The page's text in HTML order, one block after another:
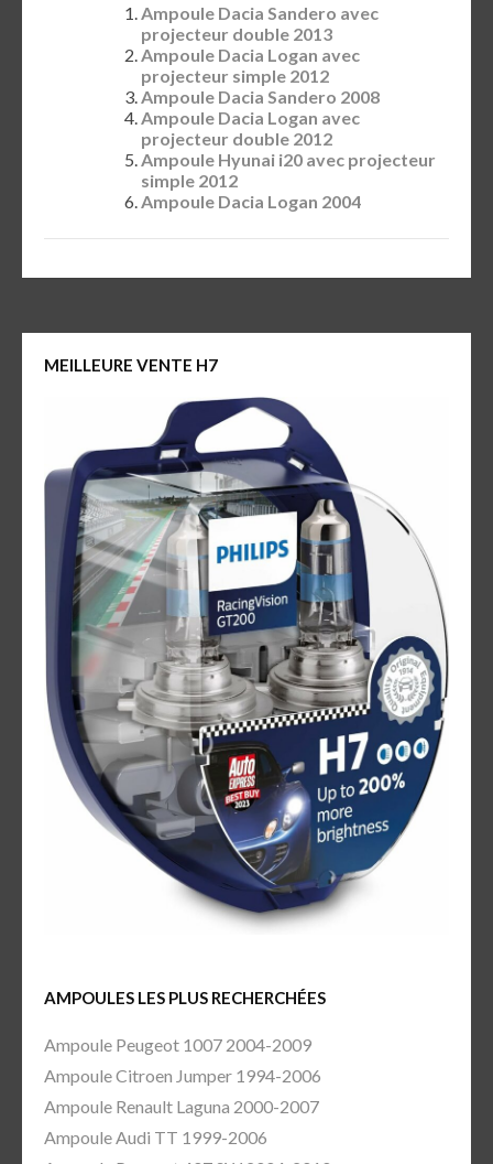
Ampoule Dacia Sandero avec
projecteur double 2013
Ampoule Dacia Logan avec
projecteur simple 2012
Ampoule Dacia Sandero 2008
Ampoule Dacia Logan avec
projecteur double 2012
Ampoule Hyunai i20 avec projecteur
simple 2012
Ampoule Dacia Logan 2004
MEILLEURE VENTE H7
AMPOULES LES PLUS RECHERCHÉES
Ampoule Peugeot 1007 2004-2009
Ampoule Citroen Jumper 1994-2006
Ampoule Renault Laguna 2000-2007
Ampoule Audi TT 1999-2006